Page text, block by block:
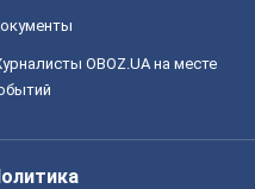
OBOZ.UA на месте